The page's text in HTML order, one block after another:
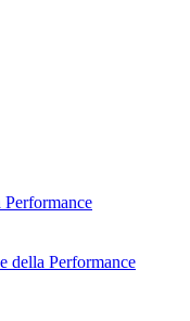
Performance
della Performance